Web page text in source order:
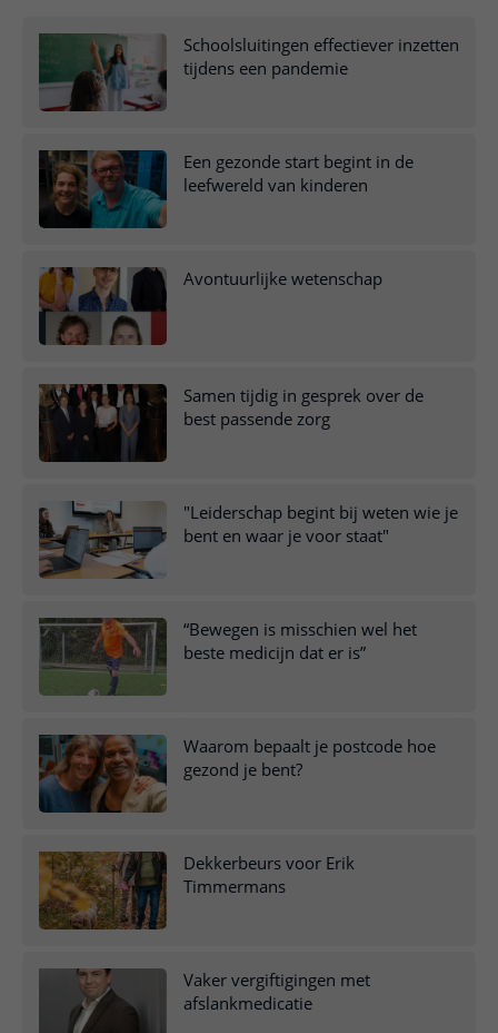
Het Wilhelmina Kinderziekenhuis
Wachttijden
Bezoektijden
Mijn UMC Utrecht patiëntportaal
Bezoekregels
Kwaliteit en veiligheid
Parkeren
Wegwijs in het ziekenhuis
Contact met polikliniek
Contact met verpleegafdeling
Het Wilhelmina Kinderziekenhuis
Teleconsult aanvragen
Diagnostiek aanvragen
Zorgverlenersportaal
Over UMC Utrecht
Research
Werken bij het UMC Utrecht
Schoolsluitingen effectiever inzetten
tijdens een pandemie
Een gezonde start begint in de
leefwereld van kinderen
Avontuurlijke wetenschap
Samen tijdig in gesprek over de
best passende zorg
"Leiderschap begint bij weten wie je
bent en waar je voor staat"
“Bewegen is misschien wel het
beste medicijn dat er is”
Waarom bepaalt je postcode hoe
gezond je bent?
Dekkerbeurs voor Erik
Timmermans
Vaker vergiftigingen met
afslankmedicatie